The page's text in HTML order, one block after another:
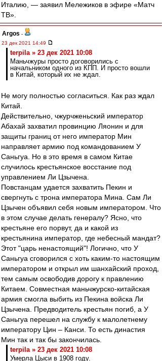
Италию, — заявил Мележиков в эфире «Матч
ТВ».
Argos -
23 дек 2021 14:49
terpila » 23 дек 2021 10:08
Маньчжуры просто договорились с
начальником одного из КПП. И просто вошли
в Китай, который их не ждал.
Не могу полностью согласиться. Как раз ждал
Китай.
Действительно, чжурчженьский император
Абахай захватил провинцию Ляонин и для
защиты границ от него император Мин
направляет армию под командованием У
Саньгуа. Но в это время в самом Китае
случилось крестьянское восстание под
управлением Ли Цзычена.
Повстанцам удается захватить Пекин и
свергнуть с трона императора Мина. Сам Ли
Цзычен объявил себя новым императором. Что
в этом случае делать генералу? Ясно, что
крестьяне его порвут, да и какой из
крестьянина император, где небесный мандат?
Этот "царь ненастоящий"! Логично, что У
Саньгуа сговорился с хоть каким-то настоящим
императором и открыл им шанхайский проход,
тем самым освободив дорогу к правлению
Китаем. Совместная маньчжурско-китайская
армия смогла выбить из Пекина войска Ли
Цзычена. Предводитель крестьян погиб, а У
Саньгуа перешел на службу к малолетнему
императору Цин – Канси. То есть династия
Мин так и так бы закончилась.
terpila » 23 дек 2021 10:08
Умерла Цыси в 1908 году.